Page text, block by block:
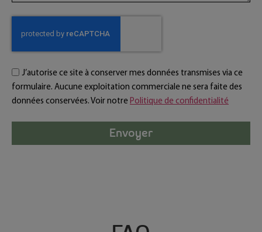
J’autorise ce site à conserver mes données transmises via ce
formulaire. Aucune exploitation commerciale ne sera faite des
données conservées. Voir notre Politique de confidentialité
Envoyer